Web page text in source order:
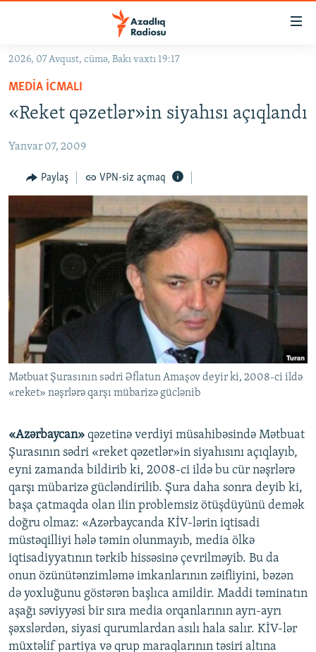
Əsas
qayıt
Əsas
qayıt
GÜNDƏM
#İZAHLA
KORRUPSIOMETR
#ƏSLINDƏ
FƏRQƏ BAX
QANUNI DOĞRU
ARAŞDIRMA
MULTIMEDIA
FOTOQALEREYA
İNFOQRAFIKA
KARIKATURA
RADIO ARXIV
OXU ZALI
AZƏRBAYCAN ƏDƏBIYYATI KITABXANASI
İSLAM VƏ DEMOKRATIYA
İZ - MƏDƏNIYYƏT PROQRAMI
HAQQIMIZDA
MISSIYAMIZ
PEŞƏ ETIKASI VƏ JURNALISTIKA STANDARTLARIMIZ
MATERIALLARIMIZDAN ISTIFADƏ
BIZIMLƏ ƏLAQƏ
XƏBƏR BÜLLETENLƏRIMIZ
BIZI IZLƏ
2026, 07 Avqust, cümə, Bakı vaxtı 19:17
MEDIA ICMALI
«Reket qəzetlər»in siyahısı açıqlandı
Yanvar 07, 2009
Paylaş VPN-siz açmaq
Mətbuat Şurasının sədri Əflatun Amaşov deyir ki, 2008-ci ildə
«reket» nəşrlərə qarşı mübarizə güclənib
«Azərbaycan» qəzetinə verdiyi müsahibəsində Mətbuat
Şurasının sədri «reket qəzetlər»in siyahısını açıqlayıb,
eyni zamanda bildirib ki, 2008-ci ildə bu cür nəşrlərə
qarşı mübarizə gücləndirilib. Şura daha sonra deyib ki,
başa çatmaqda olan ilin problemsiz ötüşdüyünü demək
doğru olmaz: «Azərbaycanda KİV-lərin iqtisadi
müstəqilliyi hələ təmin olunmayıb, media ölkə
iqtisadiyyatının tərkib hissəsinə çevrilməyib. Bu da
onun özünütənzimləmə imkanlarının zəifliyini, bəzən
də yoxluğunu göstərən başlıca amildir. Maddi təminatın
aşağı səviyyəsi bir sıra media orqanlarının ayrı-ayrı
şəxslərdən, siyasi qurumlardan asılı hala salır. KİV-lər
müxtəlif partiya və qrup maraqlarının təsiri altına